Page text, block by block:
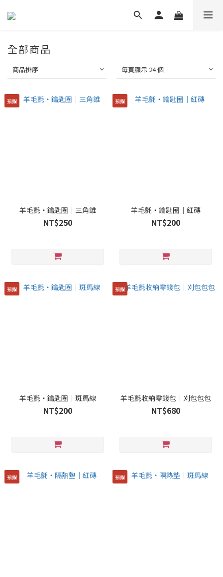
全部商品
商品排序 每頁顯示 24 個
預購
羊毛氈・鑰匙圈｜三角錐
NT$250
預購
羊毛氈・鑰匙圈｜紅磚
NT$200
預購
羊毛氈・鑰匙圈｜斑馬線
NT$200
預購
羊毛氈收納零錢包｜刈包包包
NT$680
預購 預購